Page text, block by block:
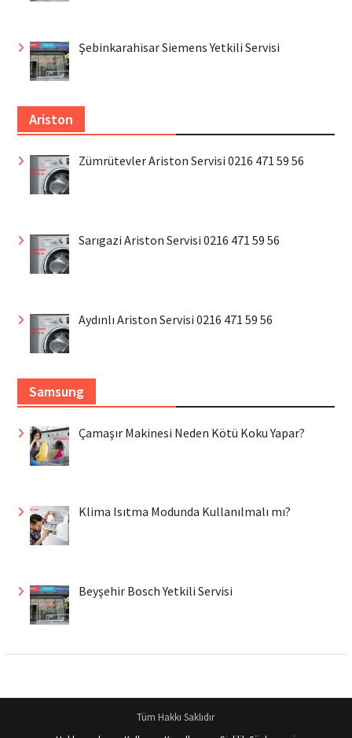
Şebinkarahisar Siemens Yetkili Servisi
Ariston
Zümrütevler Ariston Servisi 0216 471 59 56
Sarıgazi Ariston Servisi 0216 471 59 56
Aydınlı Ariston Servisi 0216 471 59 56
Samsung
Çamaşır Makinesi Neden Kötü Koku Yapar?
Klima Isıtma Modunda Kullanılmalı mı?
Beyşehir Bosch Yetkili Servisi
Tüm Hakkı Saklıdır